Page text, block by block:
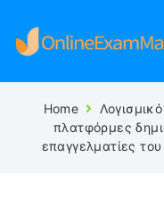
Home
πλατφόρμες
επαγγελματίες